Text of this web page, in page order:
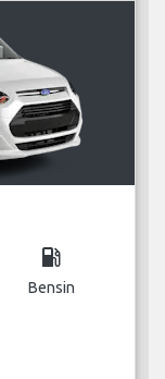
local_gas_station
Bensin